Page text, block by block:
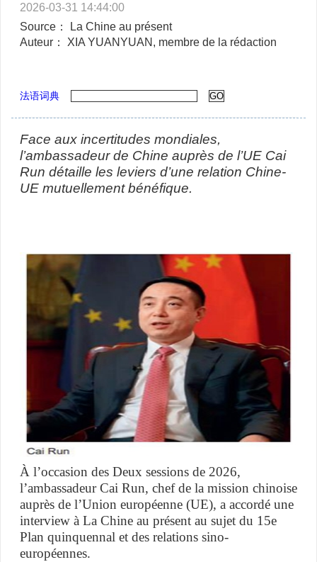
2026-03-31 14:44:00
Source： La Chine au présent
Auteur： XIA YUANYUAN, membre de la rédaction
法语词典
Face aux incertitudes mondiales,
l’ambassadeur de Chine auprès de l’UE Cai
Run détaille les leviers d’une relation Chine-
UE mutuellement bénéfique.
À l’occasion des Deux sessions de 2026,
l’ambassadeur Cai Run, chef de la mission chinoise
auprès de l’Union européenne (UE), a accordé une
interview à La Chine au présent au sujet du 15e
Plan quinquennal et des relations sino-
européennes.